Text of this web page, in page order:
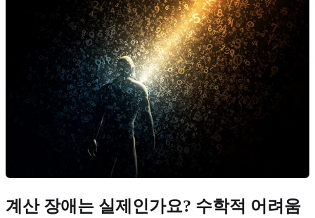
계산 장애는 실제인가요? 수학적 어려움